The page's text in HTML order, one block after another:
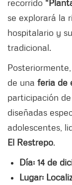
recorrido
se explorará la
hospitalario y
tradicional.
de una feria de
participación
diseñadas
adolescentes,
El Restrepo.
Día: 14 de
Lugar: